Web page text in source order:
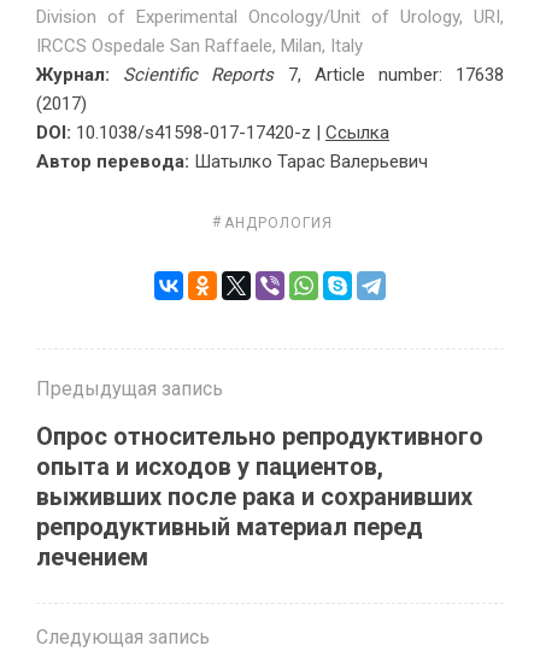
Division of Experimental Oncology/Unit of Urology, URI,
IRCCS Ospedale San Raffaele, Milan, Italy
Журнал: Scientific Reports 7, Article number: 17638
(2017)
DOI: 10.1038/s41598-017-17420-z | Ссылка
Ав­тор пе­ре­во­да: Ша­тыл­ко Та­рас Ва­ле­рьевич
АНДРОЛОГИЯ
Предыдущая запись
Опрос относительно репродуктивного
опыта и исходов у пациентов,
выживших после рака и сохранивших
репродуктивный материал перед
лечением
Следующая запись